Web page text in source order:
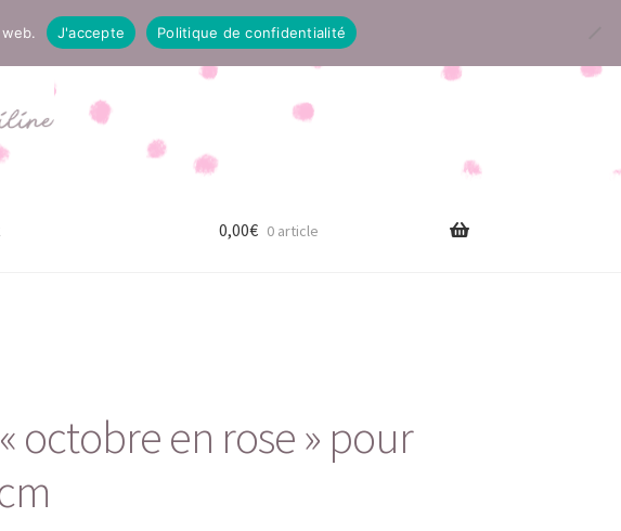
0,00€ 0 article
octobre en rose » pour
J'accepte Politique de confidentialité